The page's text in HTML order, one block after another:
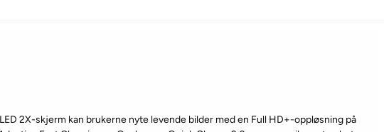
2X-skjerm kan brukerne nyte levende bilder med en Full HD+-oppløsning på